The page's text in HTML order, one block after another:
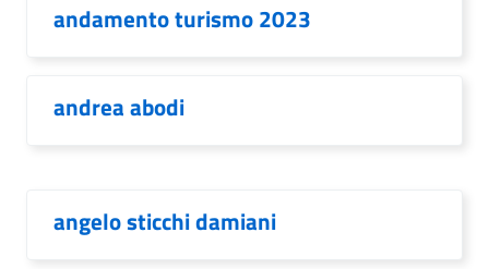
andamento turismo 2023
andrea abodi
angelo sticchi damiani